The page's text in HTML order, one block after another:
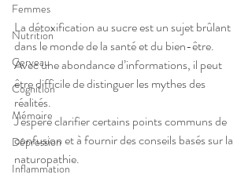
Femmes
Nutrition
Cerveau
Cognition
Mémoire
Dépression
Inflammation
La détoxification au sucre est un sujet brûlant
dans le monde de la santé et du bien-être.
Avec une abondance d’informations, il peut
être difficile de distinguer les mythes des
réalités.
J'espère clarifier certains points communs de
confusion et à fournir des conseils basés sur la
naturopathie.